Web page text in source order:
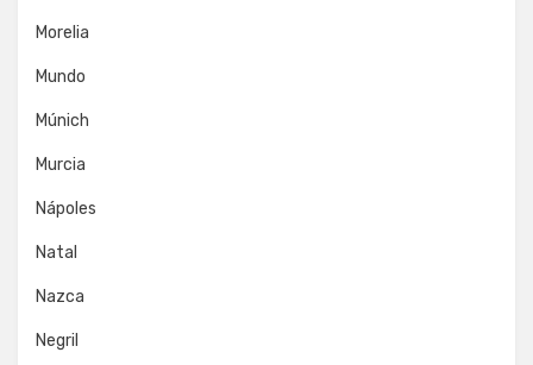
Morelia
Mundo
Múnich
Murcia
Nápoles
Natal
Nazca
Negril